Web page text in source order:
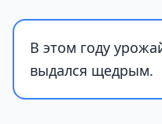
В этом году
выдался щедрым.